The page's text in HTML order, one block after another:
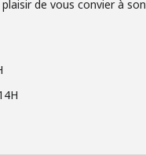
de vous convier à son